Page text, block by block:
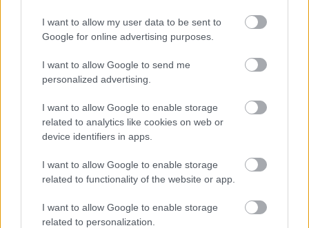
I want to allow my user data to be sent to
Google for online advertising purposes.
I want to allow Google to send me
personalized advertising.
I want to allow Google to enable storage
related to analytics like cookies on web or
device identifiers in apps.
I want to allow Google to enable storage
related to functionality of the website or app.
I want to allow Google to enable storage
related to personalization.
freddi
16 éve
Hulljanak a csillagok! Hajrá Fradi!
Megfigyelő Szemek
16 éve